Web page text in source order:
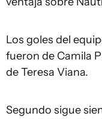
Los goles del
fueron de Camila
de Teresa Viana.
Segundo sigue